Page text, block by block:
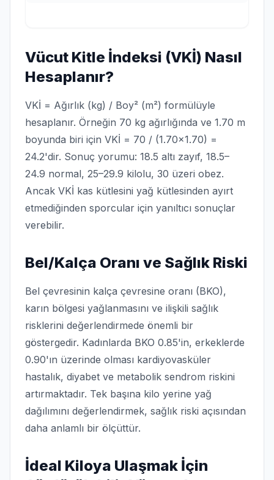
Vücut Kitle İndeksi (VKİ) Nasıl
Hesaplanır?
VKİ = Ağırlık (kg) / Boy² (m²) formülüyle
hesaplanır. Örneğin 70 kg ağırlığında ve 1.70 m
boyunda biri için VKİ = 70 / (1.70×1.70) =
24.2'dir. Sonuç yorumu: 18.5 altı zayıf, 18.5–
24.9 normal, 25–29.9 kilolu, 30 üzeri obez.
Ancak VKİ kas kütlesini yağ kütlesinden ayırt
etmediğinden sporcular için yanıltıcı sonuçlar
verebilir.
Bel/Kalça Oranı ve Sağlık Riski
Bel çevresinin kalça çevresine oranı (BKO),
karın bölgesi yağlanmasını ve ilişkili sağlık
risklerini değerlendirmede önemli bir
göstergedir. Kadınlarda BKO 0.85'in, erkeklerde
0.90'ın üzerinde olması kardiyovasküler
hastalık, diyabet ve metabolik sendrom riskini
artırmaktadır. Tek başına kilo yerine yağ
dağılımını değerlendirmek, sağlık riski açısından
daha anlamlı bir ölçüttür.
İdeal Kiloya Ulaşmak İçin